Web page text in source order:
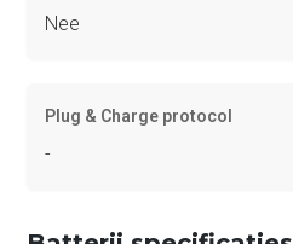
Nee
Plug & Charge protocol
-